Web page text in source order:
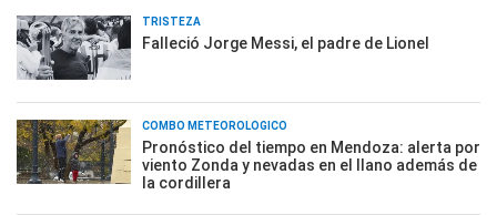
TRISTEZA
Falleció Jorge Messi, el padre de Lionel
COMBO METEOROLÓGICO
Pronóstico del tiempo en Mendoza: alerta por
viento Zonda y nevadas en el llano además de
la cordillera